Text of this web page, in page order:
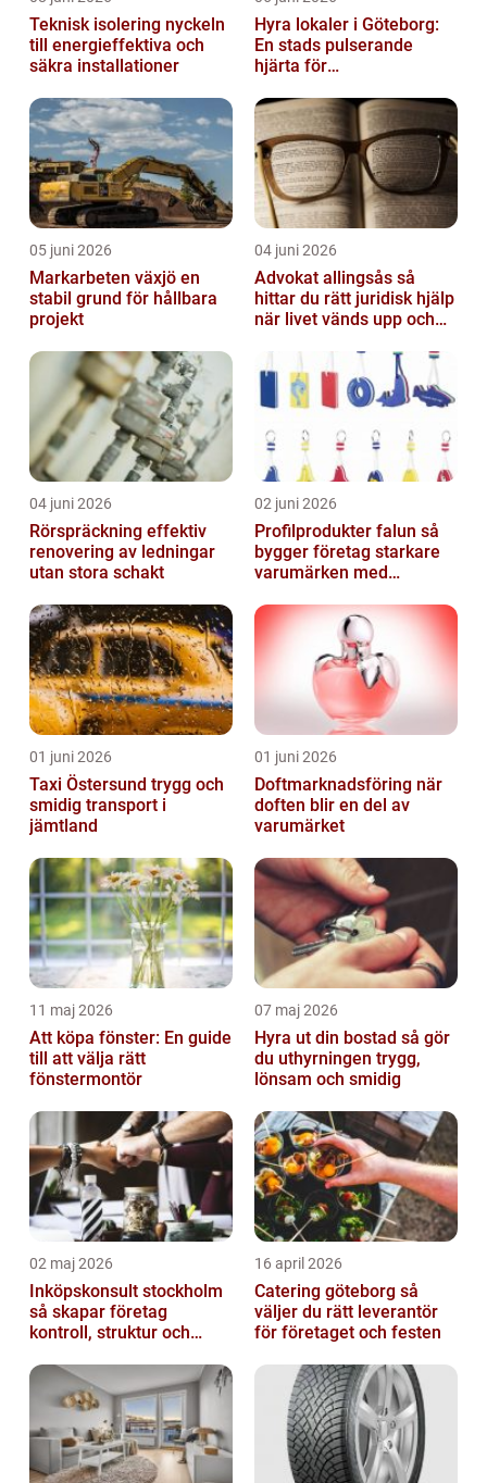
Teknisk isolering nyckeln
till energieffektiva och
säkra installationer
Hyra lokaler i Göteborg:
En stads pulserande
hjärta för
05 juni 2026
Markarbeten växjö en
stabil grund för hållbara
projekt
04 juni 2026
Advokat allingsås så
hittar du rätt juridisk hjälp
när livet vänds upp och
04 juni 2026
Rörspräckning effektiv
renovering av ledningar
utan stora schakt
02 juni 2026
Profilprodukter falun så
bygger företag starkare
varumärken med
01 juni 2026
Taxi Östersund trygg och
smidig transport i
jämtland
01 juni 2026
Doftmarknadsföring när
doften blir en del av
varumärket
11 maj 2026
Att köpa fönster: En guide
till att välja rätt
fönstermontör
07 maj 2026
Hyra ut din bostad så gör
du uthyrningen trygg,
lönsam och smidig
02 maj 2026
Inköpskonsult stockholm
så skapar företag
kontroll, struktur och
16 april 2026
Catering göteborg så
väljer du rätt leverantör
för företaget och festen